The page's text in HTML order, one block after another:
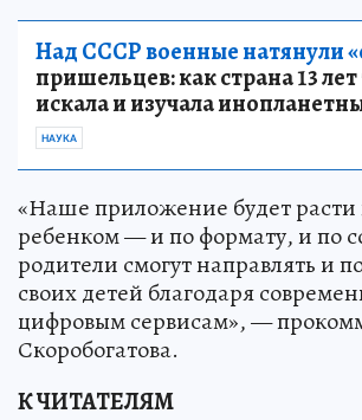
Над СССР военные натянули
пришельцев: как страна 13
искала и изучала
НАУКА
«Наше приложение будет расти
ребенком — и по формату, и по
родители смогут направлять и
своих детей благодаря
цифровым сервисам», —
Скоробогатова.
К ЧИТАТЕЛЯМ